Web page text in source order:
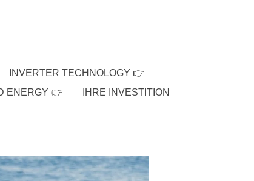
INVERTER TECHNOLOGY 👉
ENERGY 👉
IHRE INVESTITION